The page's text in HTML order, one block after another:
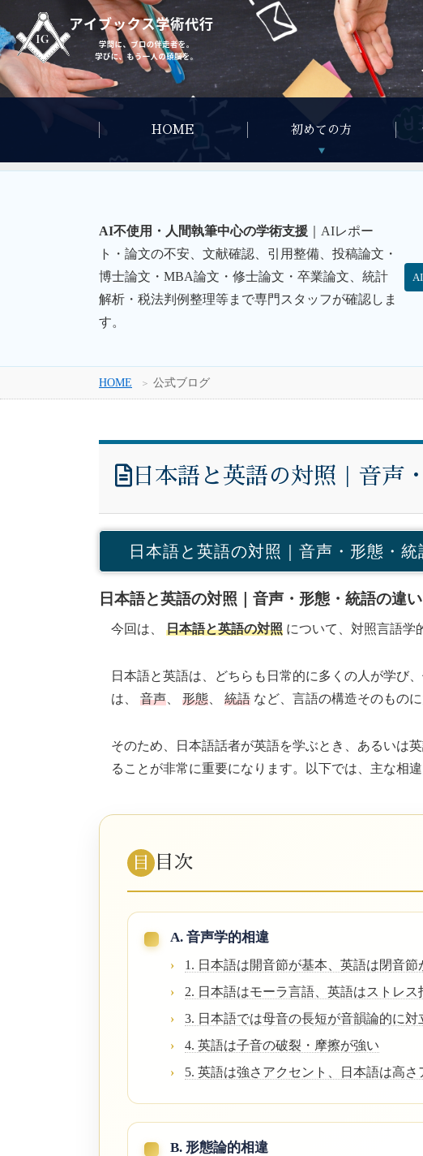
HOME 初めての方
AI不使用・人間執筆中心の学術支援 ｜AIレポー
ト・論文の不安、文献確認、引用整備、投稿論文・
博士論文・MBA論文・修士論文・卒業論文、統計
解析・税法判例整理等まで専門スタッフが確認しま
す。
HOME 公式ブログ
日本語と英語の対照｜音声
日本語と英語の対照｜音声・形態・
日本語と英語の対照｜音声・形態・統語の違
今回は、 日本語と英語の対照 について、対照言語学
日本語と英語は、どちらも日常的に多くの人が学び
は、 音声 形態 統語 など、言語の構造そのもの
そのため、日本語話者が英語を学ぶとき、あるいは
ることが非常に重要になります。以下では、主な相
目 目次
A. 音声学的相違
1. 日本語は開音節が基本、英語は閉音節
2. 日本語はモーラ言語、英語はストレス
3. 日本語では母音の長短が音韻論的に対
4. 英語は子音の破裂・摩擦が強い
5. 英語は強さアクセント、日本語は高さ
B. 形態論的相違